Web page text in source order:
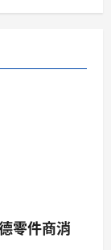
零件商消